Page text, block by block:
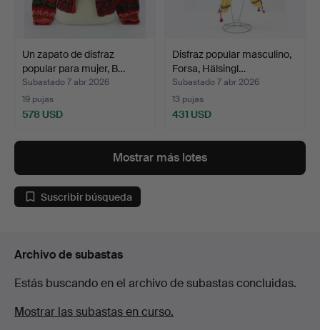
Un zapato de disfraz
popular para mujer, B…
Subastado 7 abr 2026
19 pujas
578 USD
Disfraz popular masculino,
Forsa, Hälsingl…
Subastado 7 abr 2026
13 pujas
431 USD
Mostrar más lotes
Suscribir búsqueda
Archivo de subastas
Estás buscando en el archivo de subastas concluidas.
Mostrar las subastas en curso.